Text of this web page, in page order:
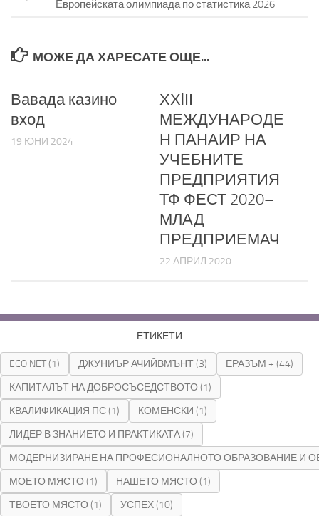
Европейската олимпиада по статистика 2026
МОЖЕ ДА ХАРЕСАТЕ ОЩЕ...
Вавада казино
вход
19 ЮНИ 2024
ХХIІІ
МЕЖДУНАРОДЕ
Н ПАНАИР НА
УЧЕБНИТЕ
ПРЕДПРИЯТИЯ
ТФ ФЕСТ 2020–
МЛАД
ПРЕДПРИЕМАЧ
22 АПРИЛ 2020
ЕТИКЕТИ
ECO NET(1) ДЖУНИЪР АЧИЙВМЪНТ(3) ЕРАЗЪМ + (44)
КАПИТАЛЪТ НА ДОБРОСЪСЕДСТВОТО (1)
КВАЛИФИКАЦИЯ ПС(1) КОМЕНСКИ (1)
ЛИДЕР В ЗНАНИЕТО И ПРАКТИКАТА(7)
МОДЕРНИЗИРАНЕ НА ПРОФЕСИОНАЛНОТО ОБРАЗОВАНИЕ И
МОЕТО МЯСТО (1) НАШЕТО МЯСТО (1)
ТВОЕТО МЯСТО (1) УСПЕХ(10)